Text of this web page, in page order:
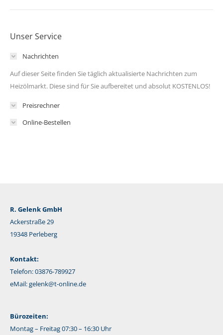
Unser Service
Nachrichten
Auf dieser Seite finden Sie täglich aktualisierte Nachrichten zum
Heizölmarkt. Diese sind für Sie aufbereitet und absolut KOSTENLOS!
Preisrechner
Online-Bestellen
R. Gelenk GmbH
Ackerstraße 29
19348 Perleberg
Kontakt:
Telefon: 03876-789927
eMail:gelenk@t-online.de
Bürozeiten:
Montag – Freitag 07:30 – 16:30 Uhr